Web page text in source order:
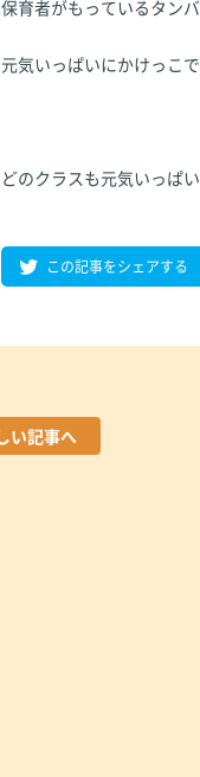
保育者がもっているタン
元気いっぱいにかけっこ
どのクラスも元気いっぱ
この記事をシェアする
い記事へ